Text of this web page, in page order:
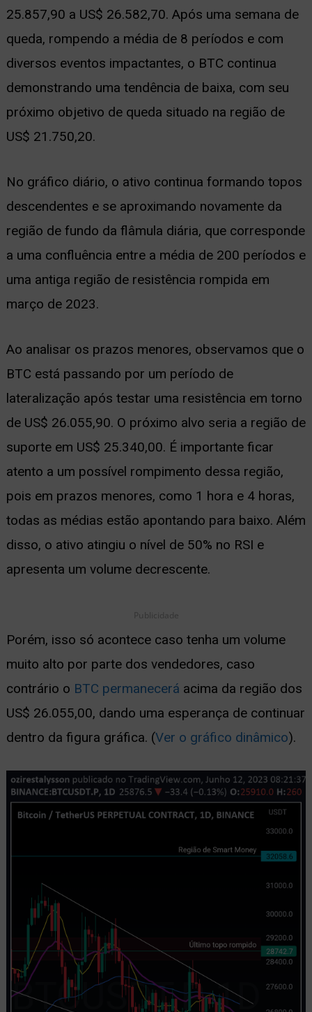
25.857,90 a US$ 26.582,70. Após uma semana de
queda, rompendo a média de 8 períodos e com
diversos eventos impactantes, o BTC continua
demonstrando uma tendência de baixa, com seu
próximo objetivo de queda situado na região de
US$ 21.750,20.
No gráfico diário, o ativo continua formando topos
descendentes e se aproximando novamente da
região de fundo da flâmula diária, que corresponde
a uma confluência entre a média de 200 períodos e
uma antiga região de resistência rompida em
março de 2023.
Ao analisar os prazos menores, observamos que o
BTC está passando por um período de
lateralização após testar uma resistência em torno
de US$ 26.055,90. O próximo alvo seria a região de
suporte em US$ 25.340,00. É importante ficar
atento a um possível rompimento dessa região,
pois em prazos menores, como 1 hora e 4 horas,
todas as médias estão apontando para baixo. Além
disso, o ativo atingiu o nível de 50% no RSI e
apresenta um volume decrescente.
Publicidade
Porém, isso só acontece caso tenha um volume
muito alto por parte dos vendedores, caso
contrário o BTC permanecerá acima da região dos
US$ 26.055,00, dando uma esperança de continuar
dentro da figura gráfica. (Ver o gráfico dinâmico).